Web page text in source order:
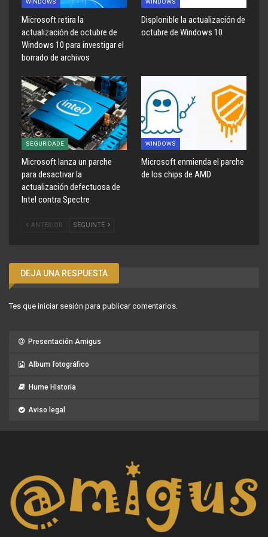
WINDOWS
Microsoft retira la
actualización de octubre de
Windows 10 para investigar el
borrado de archivos
WINDOWS
Displonible la actualización de
octubre de Windows 10
SEGURIDADE
Microsoft lanza un parche
para desactivar la
actualización defectuosa de
Intel contra Spectre
WINDOWS
Microsoft enmienda el parche
de los chips de AMD
ANTERIOR SEGUINTE
DEJA UNA RESPUESTA
Tes que iniciar sesión para publicar comentarios.
Presentación Amigus
Album fotográfico
Hume Historia
Aviso legal